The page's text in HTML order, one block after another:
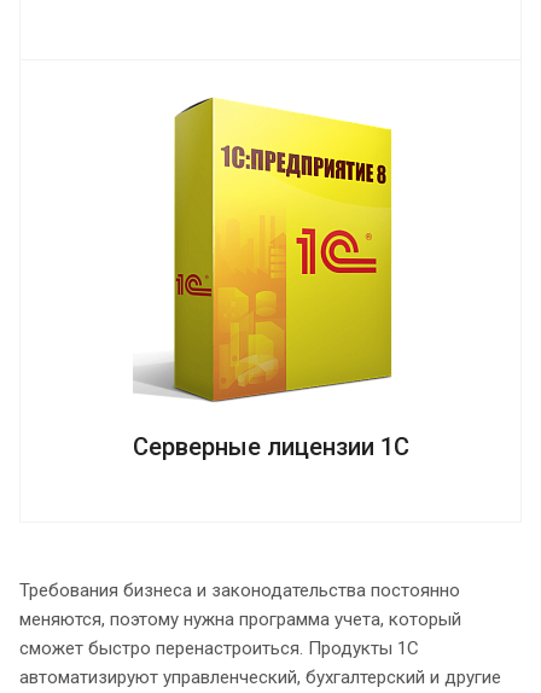
Серверные лицензии 1С
Требования бизнеса и законодательства постоянно
меняются, поэтому нужна программа учета, который
сможет быстро перенастроиться. Продукты 1С
автоматизируют управленческий, бухгалтерский и другие